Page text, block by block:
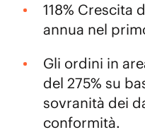
118% Crescita
annua nel
Gli ordini in
del 275% su
sovranità dei
conformità.